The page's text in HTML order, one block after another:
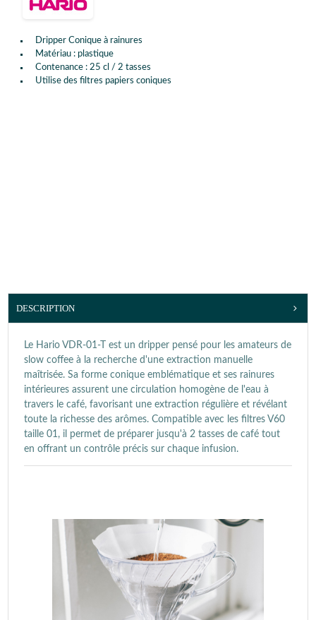
Dripper Conique à rainures
Matériau : plastique
Contenance : 25 cl / 2 tasses
Utilise des filtres papiers coniques
DESCRIPTION
Le Hario VDR-01-T est un dripper pensé pour les amateurs de
slow coffee à la recherche d'une extraction manuelle
maîtrisée. Sa forme conique emblématique et ses rainures
intérieures assurent une circulation homogène de l'eau à
travers le café, favorisant une extraction régulière et révélant
toute la richesse des arômes. Compatible avec les filtres V60
taille 01, il permet de préparer jusqu'à 2 tasses de café tout
en offrant un contrôle précis sur chaque infusion.